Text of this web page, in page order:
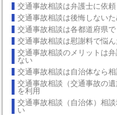
交通事故相談は弁護士に依頼
交通事故相談は後悔しない
交通事故相談は各都道府県で
交通事故相談は慰謝料で悩
交通事故相談のメリットは
ない
交通事故相談は自治体なら
交通事故相談（交通事故の遺
を利用
交通事故相談（自治体）相
い